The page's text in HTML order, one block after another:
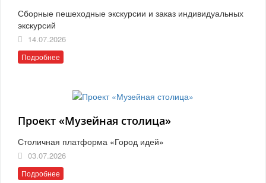
Сборные пешеходные экскурсии и заказ индивидуальных
экскурсий
14.07.2026
Подробнее
Проект «Музейная столица»
Столичная платформа «Город идей»
03.07.2026
Подробнее